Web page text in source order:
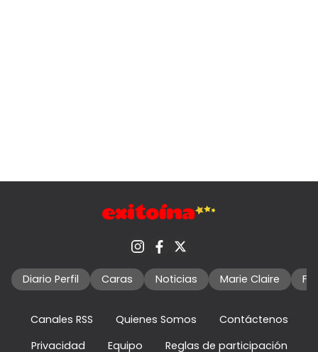
Diario Perfil Caras Noticias Marie Claire
Canales RSS Quienes Somos
Contáctenos
Privacidad
Equipo Reglas de participación